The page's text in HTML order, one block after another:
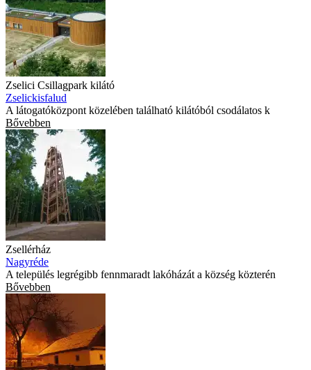
Zselici Csillagpark kilátó
Zselickisfalud
A látogatóközpont közelében található kilátóból csodálatos k
Bővebben
Zsellérház
Nagyréde
A település legrégibb fennmaradt lakóházát a község közterén
Bővebben